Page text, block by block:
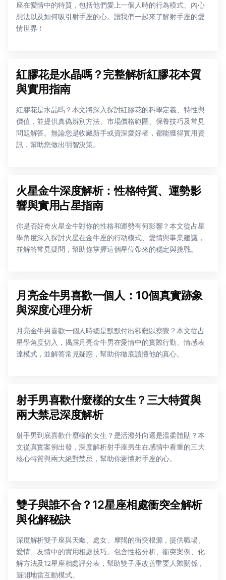
座在愛情中的特質，包括他們愛上一個人時的行為模式、內心
想法以及如何吸引射手座的心。讓我們一起來了解射手座的愛
情世界！
紅膠花是水晶嗎？完整解析紅膠花本質
與實用指南
紅膠花是水晶嗎？本文將深入探討紅膠花的科學定義、特性與
價值，並提供真偽辨別方法、市場價格範圍、保養技巧及常見
問題解答。無論您是收藏新手或資深愛好者，都能獲得實用資
訊，幫助您做出明智決策。
火星金牛深度解析：性格特質、運勢影
響與實用占星指南
你是否好奇火星金牛對你的性格和運勢有何影響？本文從占星
學角度深入探討火星在金牛座的行动模式、愛情與事業建議，
並解答常見疑問，幫助你掌握這個星位帶來的穩定與挑戰。
月亮金牛男喜歡一個人：10個真實跡象
與深度心理分析
月亮金牛男喜歡一個人時總是默默付出卻難以察覺？本文從占
星學角度切入，揭露月亮金牛男在愛情中的實際行動、情感表
達模式，並解答常見疑惑，幫助你徹底讀懂他的真心。
射手男喜歡什麼樣的女生？三大特質與
兩大禁忌深度解析
射手男到底喜歡什麼樣的女生？是活潑外向還是溫柔體貼？本
文從真實案例出發，深度解析射手座男生在感情中看重的三大
核心特質與兩大絕對禁忌，幫助你更懂射手座的心。
雙子與誰不合？12星座相處衝突全解析
與化解秘訣
深度解析雙子座與天蠍、處女、摩羯的衝突根源，提供職場、
愛情、友情中的實用相處技巧。包含性格分析、衝突案例、化
解方法及12星座相處評分表，幫助雙子座改善重要人際關係，
避開地雷互動模式。